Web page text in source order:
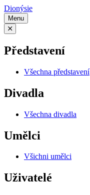
Dionýsie
Menu
Představení
Všechna představení
Divadla
Všechna divadla
Umělci
Všichni umělci
Uživatelé